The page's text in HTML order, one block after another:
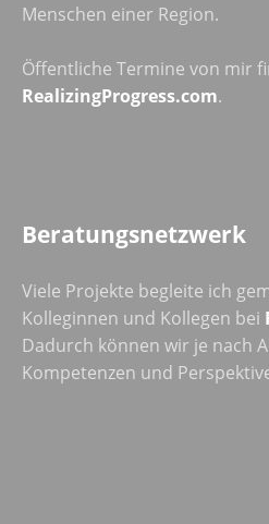
Menschen einer Region.
Öffentliche Termine von mir
RealizingProgress.com.
Beratungsnetzwerk
Viele Projekte begleite ich
Kolleginnen und Kollegen bei
Dadurch können wir je nach
Kompetenzen und